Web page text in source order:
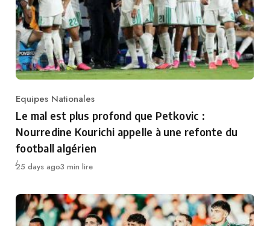
Category
Equipes Nationales
Le mal est plus profond que Petkovic :
Nourredine Kourichi appelle à une refonte du
football algérien
Publié
25 days ago3 min lire